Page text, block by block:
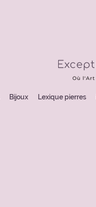
Bijoux Lexique pierres